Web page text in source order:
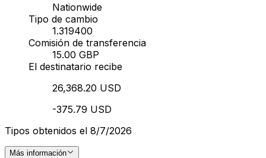
Nationwide
Tipo de cambio
1.319400
Comisión de transferencia
15.00 GBP
El destinatario recibe
26,368.20 USD
-375.79 USD
Tipos obtenidos el 8/7/2026
Más información